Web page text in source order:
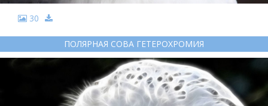
30
ПОЛЯРНАЯ СОВА ГЕТЕРОХРОМИЯ